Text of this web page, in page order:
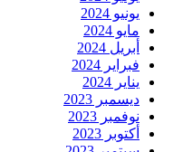
يونيو 2024
مايو 2024
أبريل 2024
فبراير 2024
يناير 2024
ديسمبر 2023
نوفمبر 2023
أكتوبر 2023